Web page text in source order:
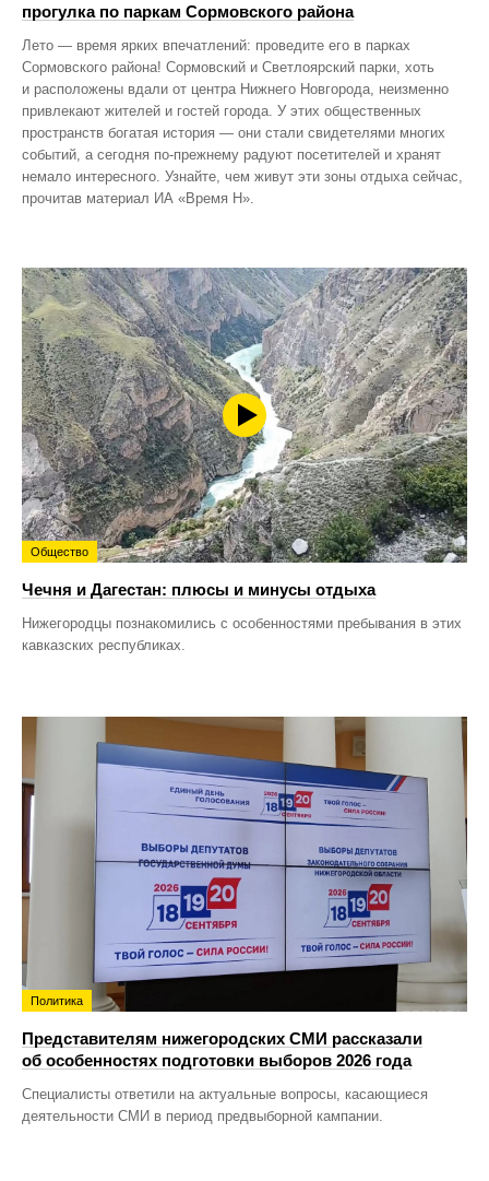
прогулка по паркам Сормовского района
Лето — время ярких впечатлений: проведите его в парках
Сормовского района! Сормовский и Светлоярский парки, хоть
и расположены вдали от центра Нижнего Новгорода, неизменно
привлекают жителей и гостей города. У этих общественных
пространств богатая история — они стали свидетелями многих
событий, а сегодня по‑прежнему радуют посетителей и хранят
немало интересного. Узнайте, чем живут эти зоны отдыха сейчас,
прочитав материал ИА «Время Н».
Общество
Чечня и Дагестан: плюсы и минусы отдыха
Нижегородцы познакомились с особенностями пребывания в этих
кавказских республиках.
Политика
Представителям нижегородских СМИ рассказали
об особенностях подготовки выборов 2026 года
Специалисты ответили на актуальные вопросы, касающиеся
деятельности СМИ в период предвыборной кампании.